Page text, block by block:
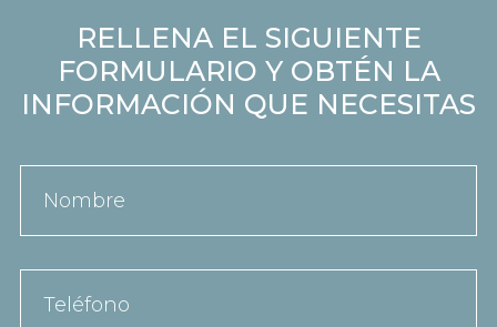
RELLENA EL SIGUIENTE
FORMULARIO Y OBTÉN LA
INFORMACIÓN QUE NECESITAS